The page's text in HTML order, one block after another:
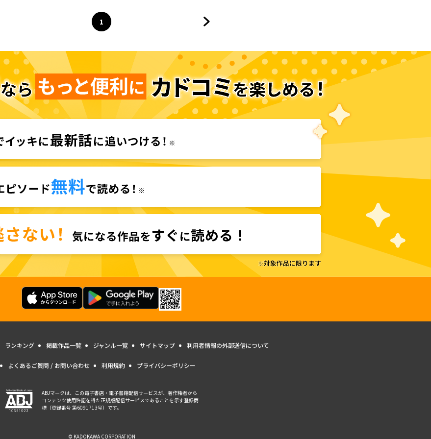
ページ
1
へ
ランキング 掲載作品一覧 ジャンル一覧 サイトマップ 利用者情報の外部送信について
よくあるご質問 / お問い合わせ 利用規約 プライバシーポリシー
ABJマークは、この電子書店・電子書籍配信サービスが、著作権者から
コンテンツ使用許諾を得た正規版配信サービスであることを示す登録商
標（登録番号 第6091713号）です。
© KADOKAWA CORPORATION